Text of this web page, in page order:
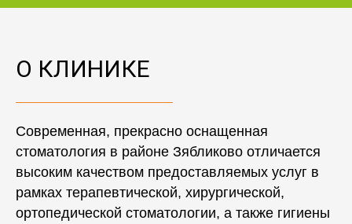
О КЛИНИКЕ
Современная, прекрасно оснащенная
стоматология в районе Зябликово отличается
высоким качеством предоставляемых услуг в
рамках терапевтической, хирургической,
ортопедической стоматологии, а также гигиены